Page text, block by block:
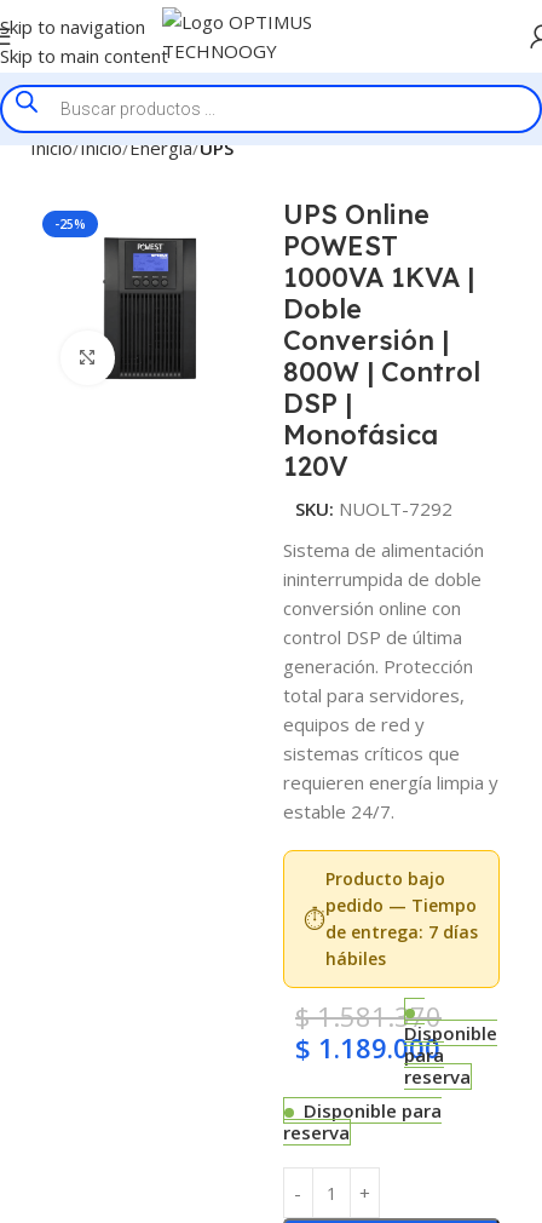
Skip to navigation
Skip to main content
Inicio Inicio Energía UPS
-25%
Click to enlarge
UPS Online
POWEST
1000VA 1KVA |
Doble
Conversión |
800W | Control
DSP |
Monofásica
120V
SKU: NUOLT-7292
Sistema de alimentación
ininterrumpida de doble
conversión online con
control DSP de última
generación. Protección
total para servidores,
equipos de red y
sistemas críticos que
requieren energía limpia y
estable 24/7.
⏱️
Producto bajo
pedido — Tiempo
de entrega: 7 días
hábiles
$1.581.370
$ 1.189.000Disponible
para
reserva
Disponible para
reserva